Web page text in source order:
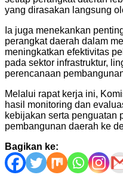
yang dirasakan langsung
Ia juga menekankan
perangkat daerah dalam
meningkatkan efektivitas
pada sektor infrastruktur,
perencanaan
Melalui rapat kerja ini,
hasil monitoring dan
kebijakan serta penguatan
pembangunan daerah ke
Bagikan ke: